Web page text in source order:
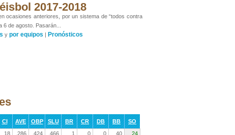
2017-2018
ocasiones anteriores, por un sistema de “todos contra
de agosto. Pasarán...
y por equipos | Pronósticos
CI AVE OBP SLU BR CR DB BB
SO
18 .286 .424 .466 1 0 0 40
24